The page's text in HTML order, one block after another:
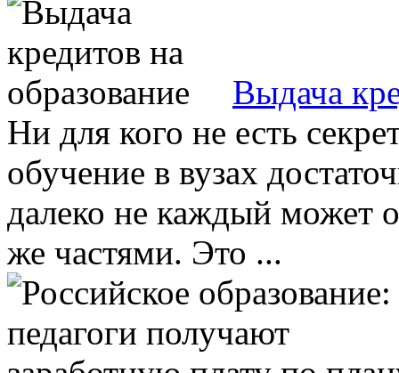
Выдача
Ни для кого не есть
обучение в вузах
далеко не каждый может
же частями. Это ...